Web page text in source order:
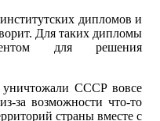
дипломов и
Для таких дипломы
для решения
уничтожали СССР вовсе
за возможности что-то
страны вместе с